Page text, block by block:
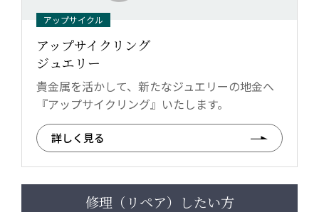
アップサイクル
アップサイクリング
ジュエリー
貴金属を活かして、新たなジュエリーの地金へ
『アップサイクリング』いたします。
詳しく見る
修理（リペア）したい方